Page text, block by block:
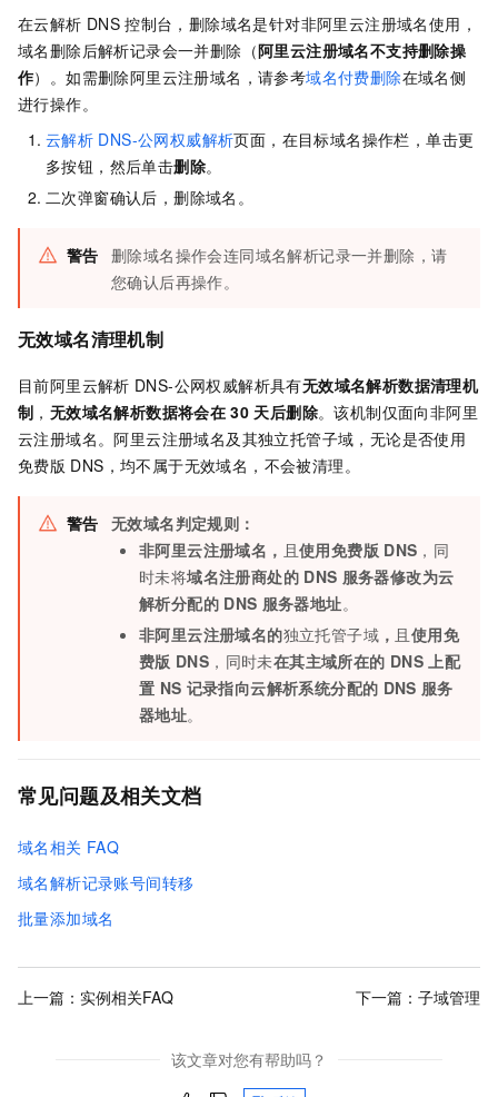
在云解析 DNS 控制台，删除域名是针对非阿里云注册域名使用，
域名删除后解析记录会一并删除（阿里云注册域名不支持删除操
作）。如需删除阿里云注册域名，请参考域名付费删除在域名侧
进行操作。
云解析 DNS-公网权威解析页面，在目标域名操作栏，单击更
多按钮，然后单击删除。
二次弹窗确认后，删除域名。
警告 删除域名操作会连同域名解析记录一并删除，请
您确认后再操作。
无效域名清理机制
目前阿里云解析 DNS-公网权威解析具有无效域名解析数据清理机
制 ， 无效域名解析数据将会在 30 天后删除。该机制仅面向非阿里
云注册域名。阿里云注册域名及其独立托管子域，无论是否使用
免费版 DNS，均不属于无效域名，不会被清理。
警告 无效域名判定规则：
非阿里云注册域名， 且使用免费版 DNS ，同
时未将域名注册商处的 DNS 服务器修改为云
解析分配的 DNS 服务器地址。
非阿里云注册域名的独立托管子域 ， 且 使用免
费版 DNS ，同时未在其主域所在的 DNS 上配
置 NS 记录指向云解析系统分配的 DNS 服务
器地址。
常见问题及相关文档
域名相关 FAQ
域名解析记录账号间转移
批量添加域名
上一篇： 实例相关FAQ 下一篇： 子域管理
该文章对您有帮助吗？